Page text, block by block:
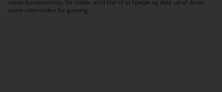
vores kundeservice. De sidder altid klar til at hjælpe og dele ud af deres
store viden inden for gaming.